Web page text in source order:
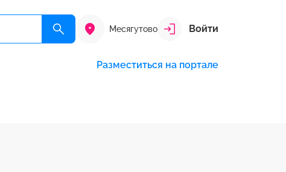
Месягутово Войти
Разместиться на портале